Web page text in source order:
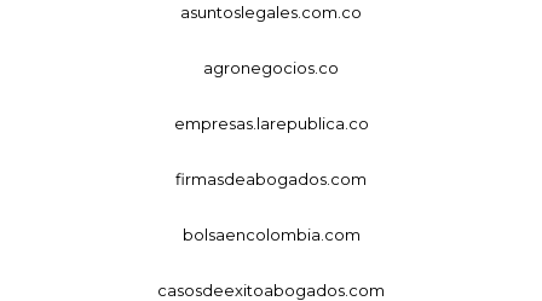
asuntoslegales.com.co
agronegocios.co
empresas.larepublica.co
firmasdeabogados.com
bolsaencolombia.com
casosdeexitoabogados.com